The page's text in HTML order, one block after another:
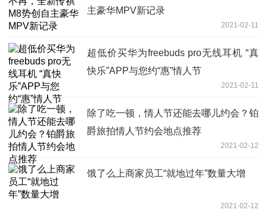
主豪华MPV新记录
2021-02-11
超低价买华为freebuds pro无线耳机 “真
快乐”APP与您约“惠”情人节
2021-02-11
除了吃一顿，情人节还能去哪儿约会？铂
爵旅拍情人节约会地点推荐
2021-02-12
饿了么上商家员工“就地过年”数量大增
2021-02-12